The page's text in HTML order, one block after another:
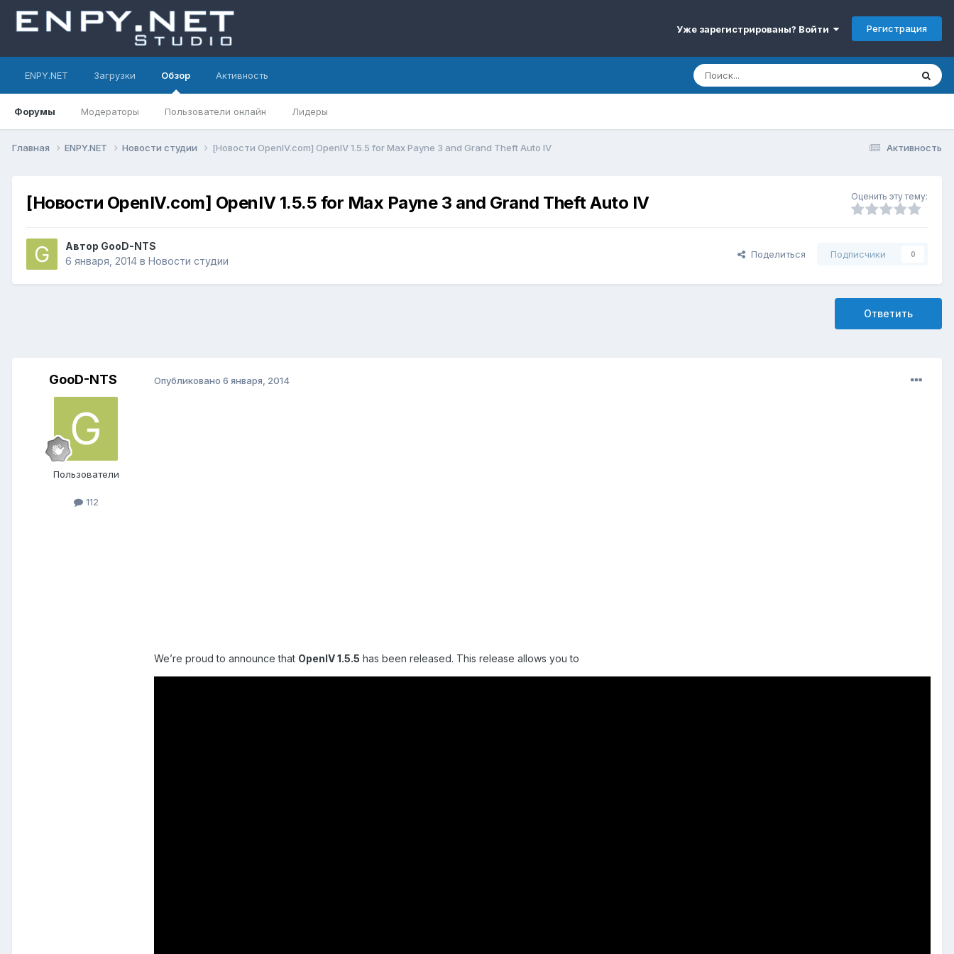
Уже зарегистрированы? Войти Регистрация
ENPY.NET Загрузки Обзор
Форумы Модераторы Пользователи онлайн Лидеры
Активность
Активность
Главная ENPY.NET Новости студии [Новости OpenIV.com] OpenIV 1.5.5 for Max Payne 3 and Grand Theft Auto IV
[Новости OpenIV.com] OpenIV 1.5.5 for Max Payne 3 and Grand Theft Auto IV Оценить эту тему:
Автор GooD-NTS
6 января, 2014 в Новости студии
Поделиться Подписчики 0
Ответить
GooD-NTS
Пользователи
112
Опубликовано 6 января, 2014
We’re proud to announce that OpenIV 1.5.5 has been released. This release allows you to